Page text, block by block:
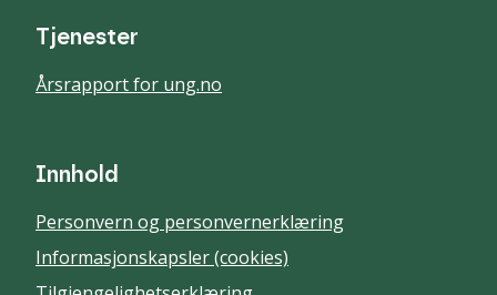
Tjenester
Årsrapport for ung.no
Innhold
Personvern og personvernerklæring
Informasjonskapsler (cookies)